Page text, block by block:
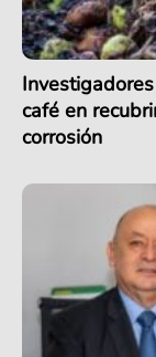
café en
corrosión